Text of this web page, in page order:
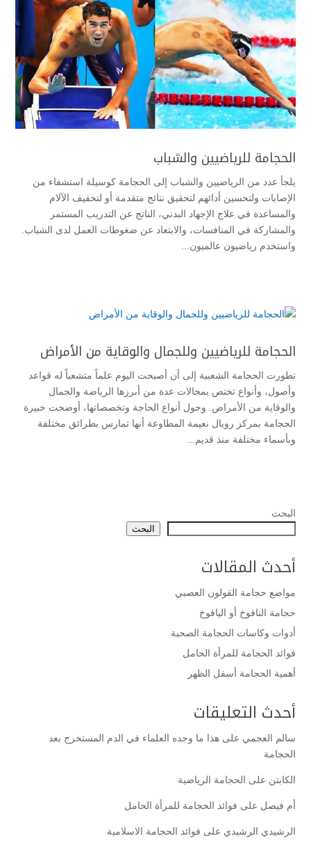
الحجامة للرياضيين والشباب
يلجأ عدد من الرياضيين والشباب إلى الحجامة كوسيلة استشفاء من
الإصابات ولتحسين أدائهم لتحقيق نتائج متقدمة أو لتخفيف الآلام
والمساعدة في علاج الإجهاد البدني، الناتج عن التدريب المستمر
والمشاركة في المنافسات، والابتعاد عن ضغوطات العمل لدى الشباب.
واستخدم رياضيون عالميون...
الحجامة للرياضيين وللجمال والوقاية من الأمراض
تطورت الحجامة الشعبية إلى أن أصبحت اليوم علماً متشعباً له قواعد
وأصول، وأنواع تختص بمجالات عدة من أبرزها الرياضة والجمال
والوقاية من الأمراض. وحول أنواع الحاجة وتخصصاتها، أوضحت خبيرة
الحجامة بمركز رويال نعيمة المطاوعة أنها تمارس بطرائق مختلفة
وبأسماء مختلفة منذ قديم...
البحث
البحث
أحدث المقالات
مواضع حجامة القولون العصبي
حجامة النافوخ أو اليافوخ
أدوات وكاسات الحجامة الصحية
فوائد الحجامة للمرأة الحامل
أهمية الحجامة أسفل الظهر
أحدث التعليقات
سالم العجمي على هذا ما وجده العلماء في الدم المستخرج بعد
الحجامة
الكابتن على الحجامة الرياضية
أم فيصل على فوائد الحجامة للمرأة الحامل
الرشيدي الرشيدي على فوائد الحجامة الاسلامية